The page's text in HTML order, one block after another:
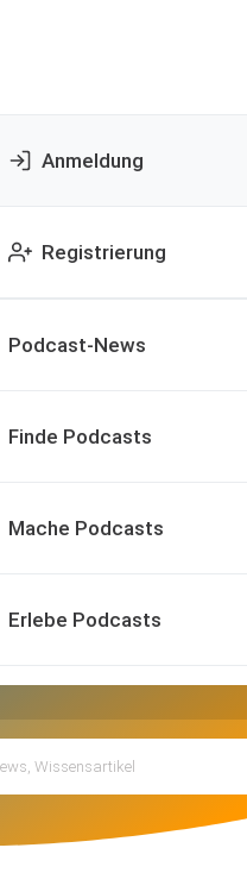
Anmeldung
Registrierung
Podcast-News
Finde Podcasts
Mache Podcasts
Erlebe Podcasts